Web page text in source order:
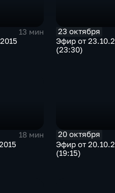
13 мин
23 октября
Эфир от
(23:30)
18 мин
20 октября
Эфир от
(19:15)